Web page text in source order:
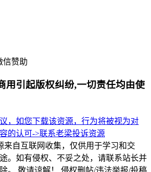
信赞助
用引起版权纠纷,一切责任均由使
，如您下载该资源，行为将被视为对
的认可->联系老梁投诉资源
来自互联网收集，仅供用于学习和交
。如有侵权、不妥之处，请联系站长并
。 敬请谅解！ 侵权删帖/违法举报/投稿